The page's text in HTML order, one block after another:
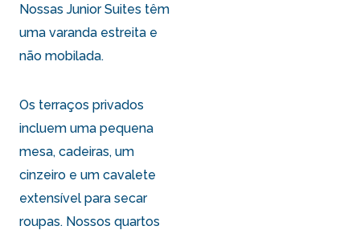
NossasJunior Suites têm
uma varanda estreita e
não mobilada.
Os terraços privados
incluem uma pequena
mesa, cadeiras, um
cinzeiro e um cavalete
extensível para secar
roupas. Nossos quartos